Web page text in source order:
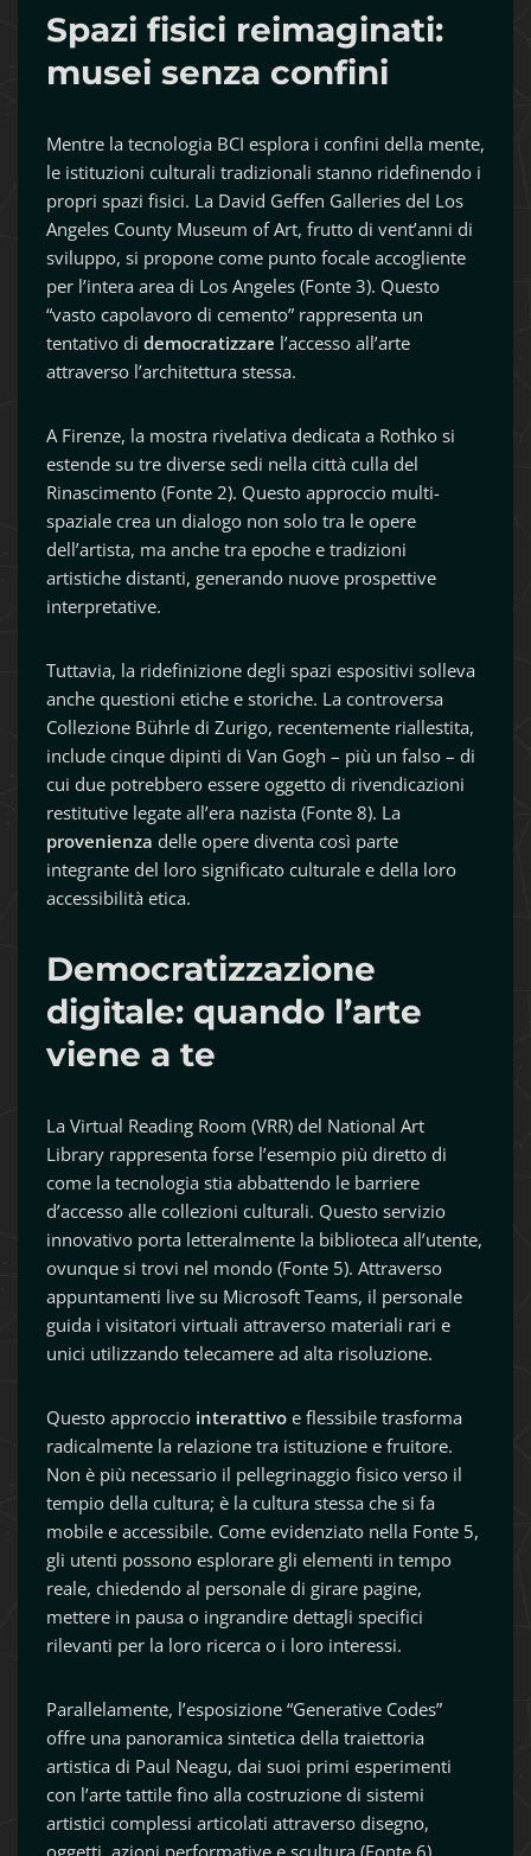
Spazi fisici reimaginati:
musei senza confini
Mentre la tecnologia BCI esplora i confini della mente,
le istituzioni culturali tradizionali stanno ridefinendo i
propri spazi fisici. La David Geffen Galleries del Los
Angeles County Museum of Art, frutto di vent’anni di
sviluppo, si propone come punto focale accogliente
per l’intera area di Los Angeles (Fonte 3). Questo
“vasto capolavoro di cemento” rappresenta un
tentativo di democratizzare l’accesso all’arte
attraverso l’architettura stessa.
A Firenze, la mostra rivelativa dedicata a Rothko si
estende su tre diverse sedi nella città culla del
Rinascimento (Fonte 2). Questo approccio multi-
spaziale crea un dialogo non solo tra le opere
dell’artista, ma anche tra epoche e tradizioni
artistiche distanti, generando nuove prospettive
interpretative.
Tuttavia, la ridefinizione degli spazi espositivi solleva
anche questioni etiche e storiche. La controversa
Collezione Bührle di Zurigo, recentemente riallestita,
include cinque dipinti di Van Gogh – più un falso – di
cui due potrebbero essere oggetto di rivendicazioni
restitutive legate all’era nazista (Fonte 8). La
provenienza delle opere diventa così parte
integrante del loro significato culturale e della loro
accessibilità etica.
Democratizzazione
digitale: quando l’arte
viene a te
La Virtual Reading Room (VRR) del National Art
Library rappresenta forse l’esempio più diretto di
come la tecnologia stia abbattendo le barriere
d’accesso alle collezioni culturali. Questo servizio
innovativo porta letteralmente la biblioteca all’utente,
ovunque si trovi nel mondo (Fonte 5). Attraverso
appuntamenti live su Microsoft Teams, il personale
guida i visitatori virtuali attraverso materiali rari e
unici utilizzando telecamere ad alta risoluzione.
Questo approccio interattivo e flessibile trasforma
radicalmente la relazione tra istituzione e fruitore.
Non è più necessario il pellegrinaggio fisico verso il
tempio della cultura; è la cultura stessa che si fa
mobile e accessibile. Come evidenziato nella Fonte 5,
gli utenti possono esplorare gli elementi in tempo
reale, chiedendo al personale di girare pagine,
mettere in pausa o ingrandire dettagli specifici
rilevanti per la loro ricerca o i loro interessi.
Parallelamente, l’esposizione “Generative Codes”
offre una panoramica sintetica della traiettoria
artistica di Paul Neagu, dai suoi primi esperimenti
con l’arte tattile fino alla costruzione di sistemi
artistici complessi articolati attraverso disegno,
oggetti, azioni performative e scultura (Fonte 6).